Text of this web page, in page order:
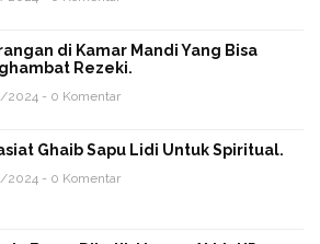
di Kamar Mandi Yang Bisa
Rezeki.
2024 - 0 Komentar
Ghaib Sapu Lidi Untuk Spiritual.
2024 - 0 Komentar